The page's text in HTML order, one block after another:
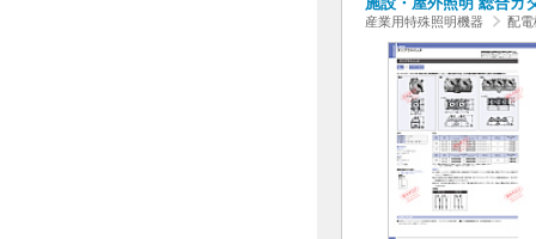
産業用特殊照明機器 配電